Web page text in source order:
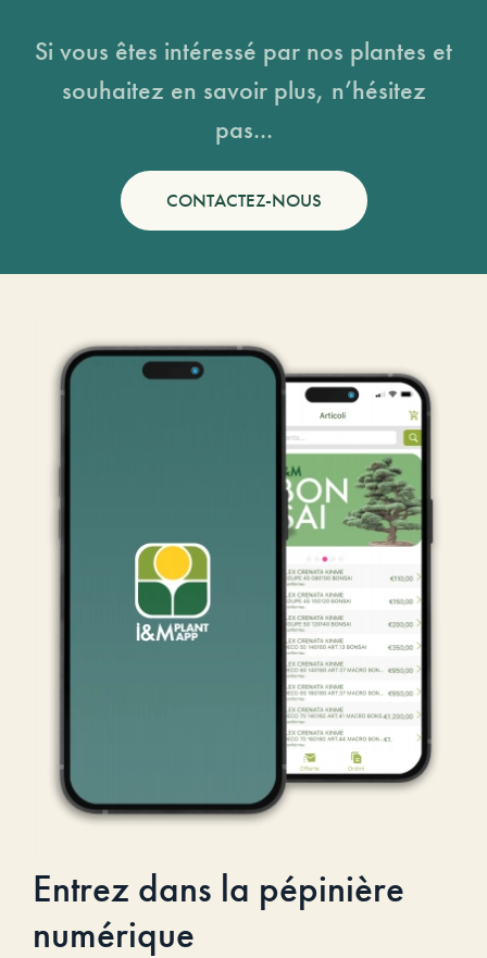
Si vous êtes intéressé par nos plantes et
souhaitez en savoir plus, n’hésitez
pas...
CONTACTEZ-NOUS
Entrez dans la pépinière
numérique